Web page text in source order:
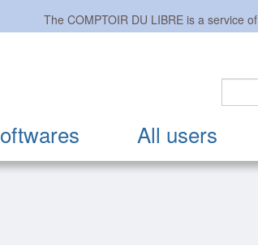
The COMPTOIR DU LIBREis a service of
All users